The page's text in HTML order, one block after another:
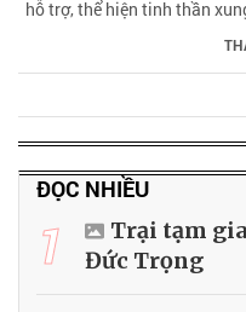
hỗ trợ, thể hiện tinh thần
chuyển đổi số, góp phần xây
ĐỌC NHIỀU
1
Trại tạm
Đức Trọng